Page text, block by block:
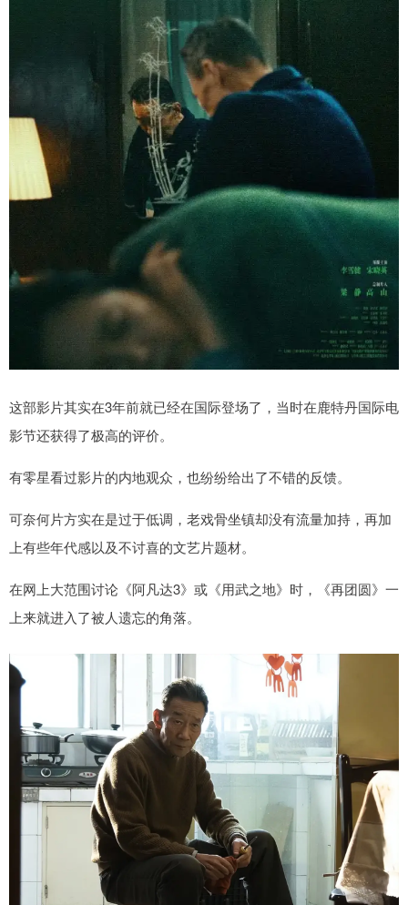
这部影片其实在3年前就已经在国际登场了，当时在鹿特丹国际电
影节还获得了极高的评价。
有零星看过影片的内地观众，也纷纷给出了不错的反馈。
可奈何片方实在是过于低调，老戏骨坐镇却没有流量加持，再加
上有些年代感以及不讨喜的文艺片题材。
在网上大范围讨论《阿凡达3》或《用武之地》时，《再团圆》一
上来就进入了被人遗忘的角落。